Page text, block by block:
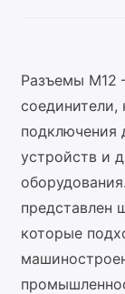
Разъемы M12
подключения
устройств и
представлен
которые